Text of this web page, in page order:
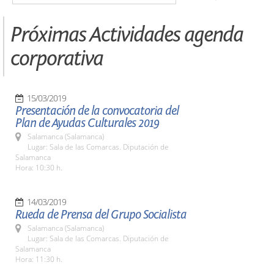
Próximas Actividades agenda
corporativa
15/03/2019
Presentación de la convocatoria del
Plan de Ayudas Culturales 2019
Salamanca (Salamanca)
Lugar: Sala de las Comarcas. Diputación de
Salamanca
Hora: 10:30 h.
14/03/2019
Rueda de Prensa del Grupo Socialista
Salamanca (Salamanca)
Lugar: Sala de las Comarcas. Diputación de
Salamanca
Hora: 11:30 h.